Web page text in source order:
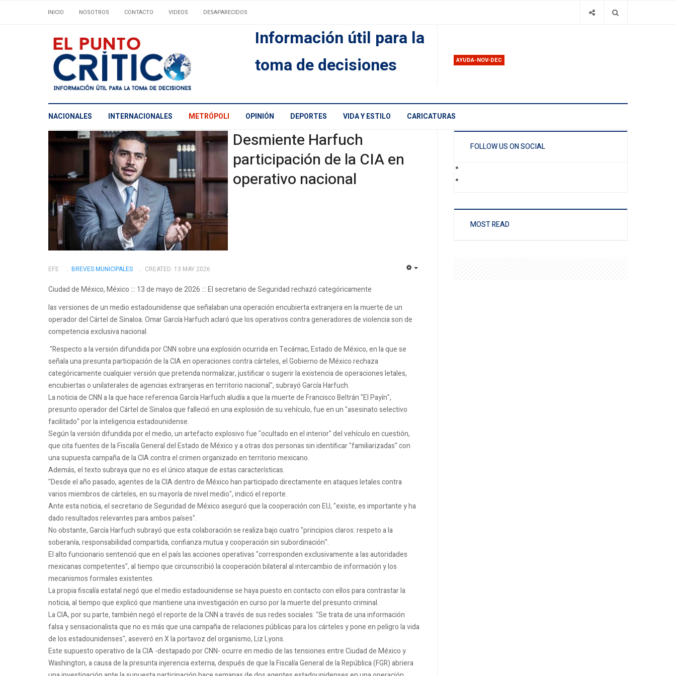
INICIO NOSOTROS CONTACTO VIDEOS DESAPARECIDOS
Información útil para la
toma de decisiones
AYUDA-NOV-DEC
NACIONALES INTERNACIONALES METRÓPOLI OPINIÓN DEPORTES VIDA Y ESTILO CARICATURAS
Desmiente Harfuch
participación de la CIA en
operativo nacional
EFE BREVES MUNICIPALES CREATED: 13 MAY 2026
Ciudad de México, México ::: 13 de mayo de 2026 ::: El secretario de Seguridad rechazó categóricamente
las versiones de un medio estadounidense que señalaban una operación encubierta extranjera en la muerte de un
operador del Cártel de Sinaloa. Omar García Harfuch aclaró que los operativos contra generadores de violencia son de
competencia exclusiva nacional.
"Respecto a la versión difundida por CNN sobre una explosión ocurrida en Tecámac, Estado de México, en la que se
señala una presunta participación de la CIA en operaciones contra cárteles, el Gobierno de México rechaza
categóricamente cualquier versión que pretenda normalizar, justificar o sugerir la existencia de operaciones letales,
encubiertas o unilaterales de agencias extranjeras en territorio nacional", subrayó García Harfuch.
La noticia de CNN a la que hace referencia García Harfuch aludía a que la muerte de Francisco Beltrán "El Payín",
presunto operador del Cártel de Sinaloa que falleció en una explosión de su vehículo, fue en un "asesinato selectivo
facilitado" por la inteligencia estadounidense.
Según la versión difundida por el medio, un artefacto explosivo fue "ocultado en el interior" del vehículo en cuestión,
que cita fuentes de la Fiscalía General del Estado de México y a otras dos personas sin identificar "familiarizadas" con
una supuesta campaña de la CIA contra el crimen organizado en territorio mexicano.
Además, el texto subraya que no es el único ataque de estas características.
"Desde el año pasado, agentes de la CIA dentro de México han participado directamente en ataques letales contra
varios miembros de cárteles, en su mayoría de nivel medio", indicó el reporte.
Ante esta noticia, el secretario de Seguridad de México aseguró que la cooperación con EU, "existe, es importante y ha
dado resultados relevantes para ambos países".
No obstante, García Harfuch subrayó que esta colaboración se realiza bajo cuatro "principios claros: respeto a la
soberanía, responsabilidad compartida, confianza mutua y cooperación sin subordinación".
El alto funcionario sentenció que en el país las acciones operativas "corresponden exclusivamente a las autoridades
mexicanas competentes", al tiempo que circunscribió la cooperación bilateral al intercambio de información y los
mecanismos formales existentes.
La propia fiscalía estatal negó que el medio estadounidense se haya puesto en contacto con ellos para contrastar la
noticia, al tiempo que explicó que mantiene una investigación en curso por la muerte del presunto criminal.
La CIA, por su parte, también negó el reporte de la CNN a través de sus redes sociales: "Se trata de una información
falsa y sensacionalista que no es más que una campaña de relaciones públicas para los cárteles y pone en peligro la vida
de los estadounidenses", aseveró en X la portavoz del organismo, Liz Lyons.
Este supuesto operativo de la CIA -destapado por CNN- ocurre en medio de las tensiones entre Ciudad de México y
Washington, a causa de la presunta injerencia externa, después de que la Fiscalía General de la República (FGR) abriera
FOLLOW US ON SOCIAL
MOST READ